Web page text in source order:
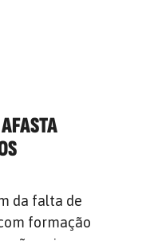
da falta de
formação